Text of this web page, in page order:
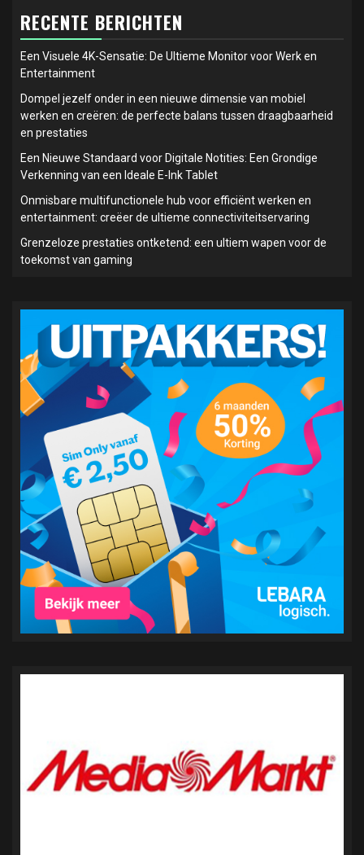
RECENTE BERICHTEN
Een Visuele 4K-Sensatie: De Ultieme Monitor voor Werk en
Entertainment
Dompel jezelf onder in een nieuwe dimensie van mobiel
werken en creëren: de perfecte balans tussen draagbaarheid
en prestaties
Een Nieuwe Standaard voor Digitale Notities: Een Grondige
Verkenning van een Ideale E-Ink Tablet
Onmisbare multifunctionele hub voor efficiënt werken en
entertainment: creëer de ultieme connectiviteitservaring
Grenzeloze prestaties ontketend: een ultiem wapen voor de
toekomst van gaming